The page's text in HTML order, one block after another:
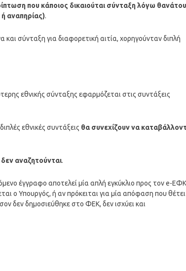
που κάποιος δικαιούται σύνταξη λόγω θανάτου
αναπηρίας).
και σύνταξη για διαφορετική αιτία, χορηγούνταν διπλή
εθνικής σύνταξης εφαρμόζεται στις συντάξεις
εθνικές συντάξεις θα συνεχίζουν να
αναζητούνται.
έγγραφο αποτελεί μία απλή εγκύκλιο προς τον e-
ο Υπουργός, ή αν πρόκειται για μία απόφαση που θέτει
δεν δημοσιεύθηκε στο ΦΕΚ, δεν ισχύει και